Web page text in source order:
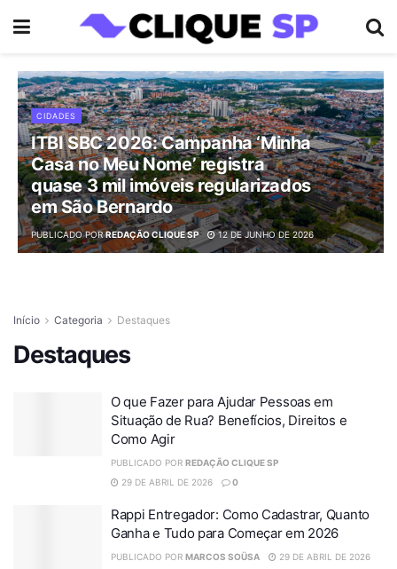
CIDADES
ITBI SBC 2026: Campanha ‘Minha
Casa no Meu Nome’ registra
quase 3 mil imóveis regularizados
em São Bernardo
PUBLICADO POR REDAÇÃO CLIQUE SP 12 DE JUNHO DE 2026
Início Categoria Destaques
Destaques
O que Fazer para Ajudar Pessoas em
Situação de Rua? Benefícios, Direitos e
Como Agir
PUBLICADO POR REDAÇÃO CLIQUE SP
29 DE ABRIL DE 2026
0
Rappi Entregador: Como Cadastrar, Quanto
Ganha e Tudo para Começar em 2026
PUBLICADO POR MARCOS SOÜSA
29 DE ABRIL DE 2026